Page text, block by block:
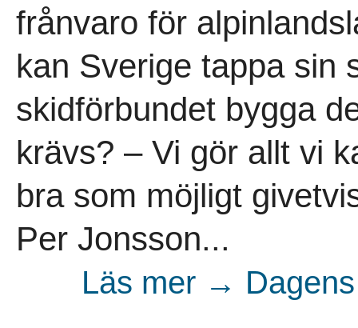
frånvaro för
kan Sverige tappa sin
skidförbundet bygga
krävs? – Vi gör allt vi
bra som möjligt
Per Jonsson...
Läs mer →